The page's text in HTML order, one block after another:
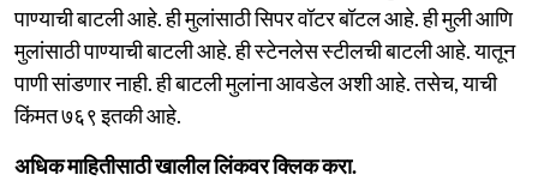
पाण्याची बाटली आहे. ही मुलांसाठी सिपर वॉटर बॉटल आहे. ही मुली आणि
मुलांसाठी पाण्याची बाटली आहे. ही स्टेनलेस स्टीलची बाटली आहे. यातून
पाणी सांडणार नाही. ही बाटली मुलांना आवडेल अशी आहे. तसेच, याची
किंमत ७६९ इतकी आहे.
अधिक माहितीसाठी खालील लिंकवर क्लिक करा.